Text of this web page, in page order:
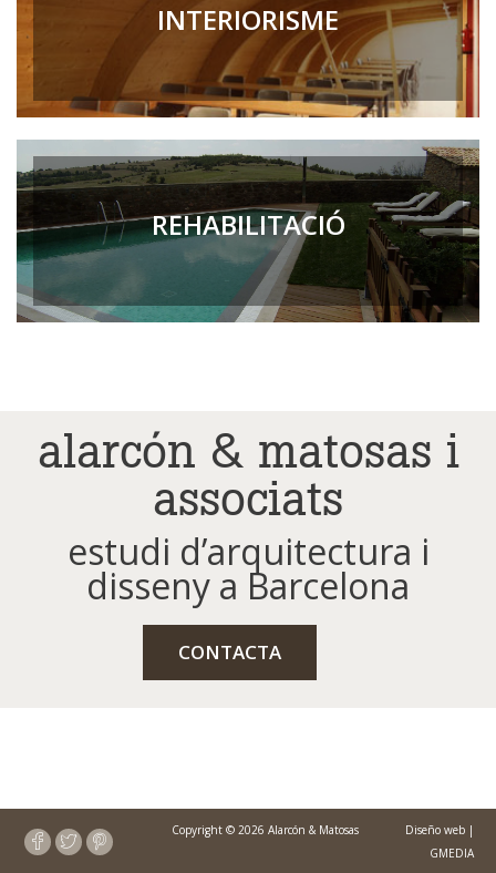
INTERIORISME
REHABILITACIÓ
alarcón & matosas i
associats
estudi d’arquitectura i
disseny a Barcelona
CONTACTA
Copyright © 2026 Alarcón & Matosas Diseño web |
GMEDIA